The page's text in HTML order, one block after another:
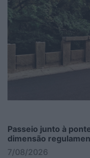
Passeio junto à
dimensão
7/08/2026